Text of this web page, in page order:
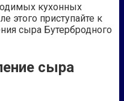
кухонных
этого приступайте к
сыра Бутербродного
сыра